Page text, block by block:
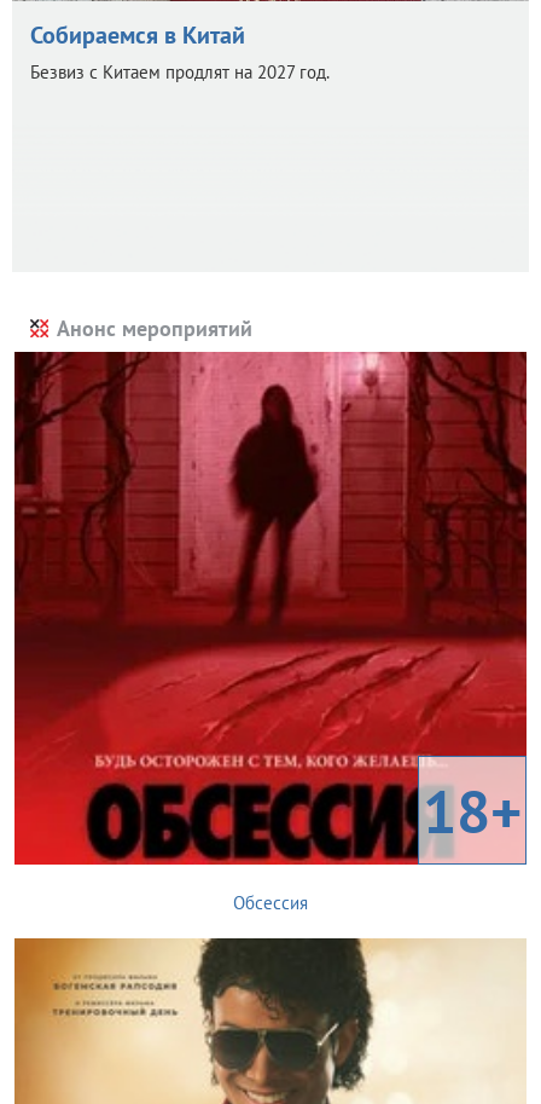
Собираемся в Китай
Безвиз с Китаем продлят на 2027 год.
Анонс мероприятий
18+
Обсессия